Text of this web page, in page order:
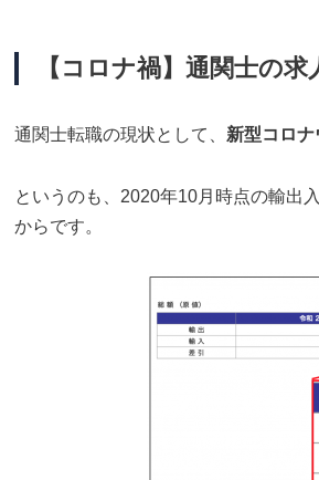
【コロナ禍】通関士の求
通関士転職の現状として、 新型コロ
というのも、2020年10月時点の輸出
からです。